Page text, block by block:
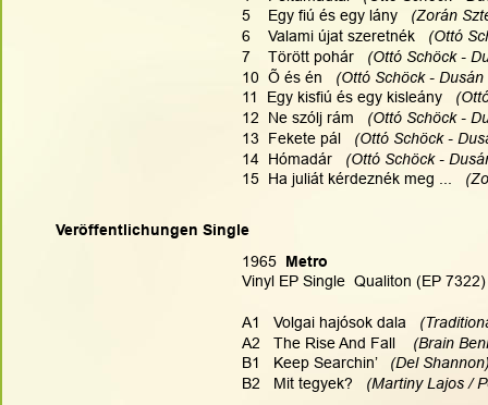
5    Egy fiú és egy lány (Zorán
6    Valami újat szeretnék (Ottó
7    Törött pohár (Ottó Schöck -
10  Õ és én (Ottó Schöck -
11  Egy kisfiú és egy kisleány
12  Ne szólj rám
(Ottó Schöck -
13  Fekete pál (Ottó Schöck -
14  Hómadár
(Ottó Schöck -
15  Ha juliát kérdeznék meg ...
1965 Metro
Vinyl EP Single  Qualiton (EP 7322)
A1   Volgai hajósok dala
A2   The Rise And Fall (Brain
B1   Keep Searchin’
(Del
B2   Mit tegyek?
(Martiny Lajos /
Veröffentlichungen Single